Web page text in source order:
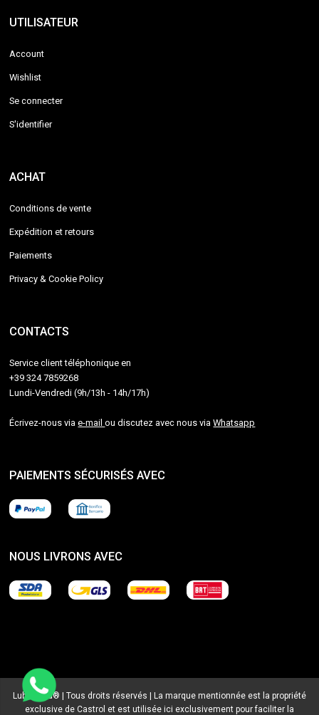
UTILISATEUR
Account
Wishlist
Se connecter
S'identifier
ACHAT
Conditions de vente
Expédition et retours
Paiements
Privacy & Cookie Policy
CONTACTS
Service client téléphonique en
+39 324 7859268
Lundi-Vendredi (9h/13h - 14h/17h)
Écrivez-nous viae-mailou discutez avec nous viaWhatsapp
PAIEMENTS SÉCURISÉS AVEC
NOUS LIVRONS AVEC
Lubrialpha® | Tous droits réservés | La marque mentionnée est la propriété
exclusive de Castrol et est utilisée ici exclusivement pour faciliter la